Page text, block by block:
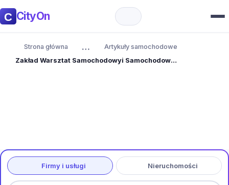
CityOn
Strona główna …
Artykuły samochodowe
Zakład Warsztat Samochodowyi Samochodowej i Wulkanizacji
Firmy i usługi Nieruchomości